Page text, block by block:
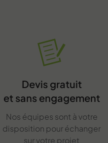
Devis gratuit
et sans engagement
Nos équipes sont à votre
disposition pour échanger
sur votre projet